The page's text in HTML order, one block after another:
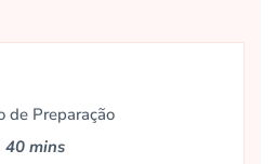
de Preparação
40 mins